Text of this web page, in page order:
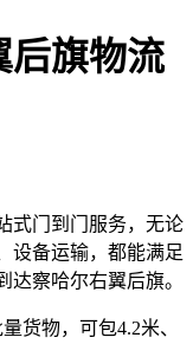
后旗物流
式门到门服务，无论
设备运输，都能满足
察哈尔右翼后旗。
货物，可包4.2米、